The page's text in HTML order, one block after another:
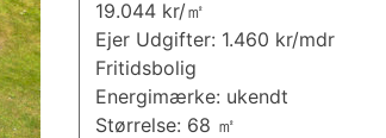
19.044 kr/㎡
Ejer Udgifter: 1.460 kr/mdr
Fritidsbolig
Energimærke: ukendt
Størrelse: 68 ㎡